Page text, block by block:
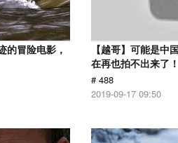
的冒险电影，
【越哥】可能是中
在再也拍不出来了！
# 488
2019-09-17 09:50